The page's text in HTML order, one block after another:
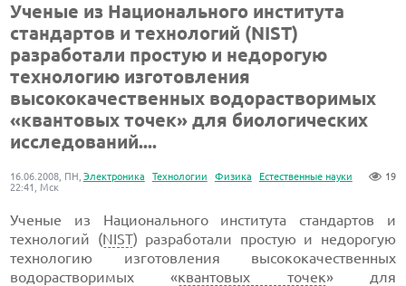
Ученые из Национального института
стандартов и технологий (NIST)
разработали простую и недорогую
технологию изготовления
высококачественных водорастворимых
«квантовых точек» для биологических
исследований....
Электроника Технологии Физика Естественные науки 19
16.06.2008, ПН,
22:41, Мск
Ученые из Национального института стандартов и
технологий (NIST) разработали простую и недорогую
технологию изготовления высококачественных
водорастворимых «квантовых точек» для